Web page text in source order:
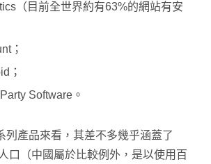
（目前全世界約有63%的網站有安
；
；
Software。
列產品來看，其差不多幾乎涵蓋了
口（中國屬於比較例外，是以使用百